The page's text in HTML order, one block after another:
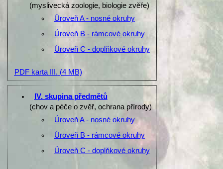
(myslivecká zoologie, biologie zvěře)
Úroveň A - nosné okruhy
Úroveň B - rámcové okruhy
Úroveň C - doplňkové okruhy
PDF karta III. (4 MB)
IV. skupina předmětů
(chov a péče o zvěř, ochrana přírody)
Úroveň A - nosné okruhy
Úroveň B - rámcové okruhy
Úroveň C - doplňkové okruhy